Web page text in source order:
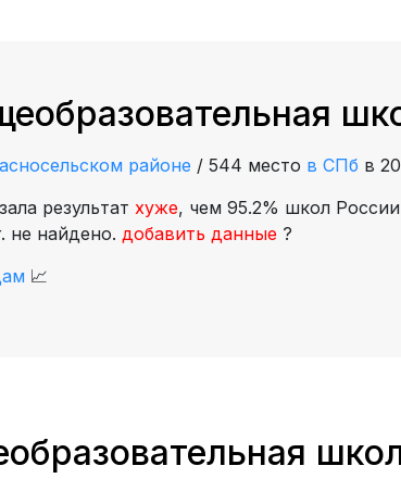
районе / 544 место в СПб в
результат хуже, чем 95.2% школ
не найдено. добавить данные ?
📈